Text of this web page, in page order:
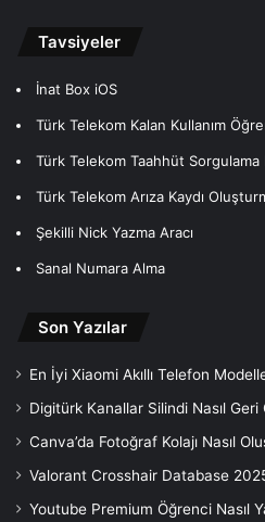
Tavsiyeler
İnat Box iOS
Türk Telekom Kalan Kullanım
Türk Telekom Taahhüt Sorgulama
Türk Telekom Arıza Kaydı
Şekilli Nick Yazma Aracı
Sanal Numara Alma
Son Yazılar
En İyi Xiaomi Akıllı Telefon
Digitürk Kanallar Silindi Nasıl Geri
Canva’da Fotoğraf Kolajı Nasıl
Valorant Crosshair Database
Youtube Premium Öğrenci Nasıl